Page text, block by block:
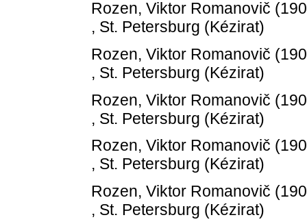
Rozen, Viktor Romanovič
, St. Petersburg (Kézirat)
Rozen, Viktor Romanovič
, St. Petersburg (Kézirat)
Rozen, Viktor Romanovič
, St. Petersburg (Kézirat)
Rozen, Viktor Romanovič
, St. Petersburg (Kézirat)
Rozen, Viktor Romanovič
, St. Petersburg (Kézirat)